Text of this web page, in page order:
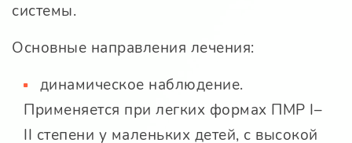
системы.
Основные направления лечения:
динамическое наблюдение.
Применяется при легких формах ПМР I–
II степени у маленьких детей, с высокой